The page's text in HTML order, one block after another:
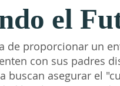
el
de proporcionar un
con sus padres
buscan asegurar el